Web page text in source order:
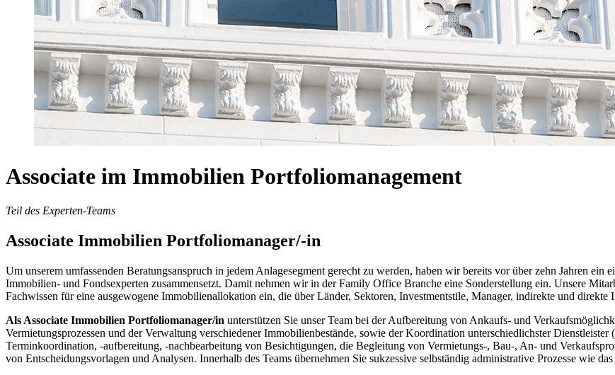
Associate im Immobilien Portfoliomanagement
Teil des Experten-Teams
Associate Immobilien Portfoliomanager/-in
Um unserem umfassenden Beratungsanspruch in jedem Anlagesegment gerecht zu werden, haben wir bereits vor über zehn Jahren ein
Immobilien- und Fondsexperten zusammensetzt. Damit nehmen wir in der Family Office Branche eine Sonderstellung ein. Unsere
Fachwissen für eine ausgewogene Immobilienallokation ein, die über Länder, Sektoren, Investmentstile, Manager, indirekte und
Als Associate Immobilien Portfoliomanager/in unterstützen Sie unser Team bei der Aufbereitung von Ankaufs- und
Vermietungsprozessen und der Verwaltung verschiedener Immobilienbestände, sowie der Koordination unterschiedlichster
Terminkoordination, -aufbereitung, -nachbearbeitung von Besichtigungen, die Begleitung von Vermietungs-, Bau-, An- und
von Entscheidungsvorlagen und Analysen. Innerhalb des Teams übernehmen Sie sukzessive selbständig administrative Prozesse wie